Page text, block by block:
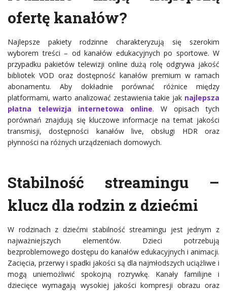
ofertę kanałów?
Najlepsze pakiety rodzinne charakteryzują się szerokim
wyborem treści – od kanałów edukacyjnych po sportowe. W
przypadku pakietów telewizji online dużą rolę odgrywa jakość
bibliotek VOD oraz dostępność kanałów premium w ramach
abonamentu. Aby dokładnie porównać różnice między
platformami, warto analizować zestawienia takie jak najlepsza
płatna telewizja internetowa online. W opisach tych
porównań znajdują się kluczowe informacje na temat jakości
transmisji, dostępności kanałów live, obsługi HDR oraz
płynności na różnych urządzeniach domowych.
Stabilność streamingu –
klucz dla rodzin z dziećmi
W rodzinach z dziećmi stabilność streamingu jest jednym z
najważniejszych elementów. Dzieci potrzebują
bezproblemowego dostępu do kanałów edukacyjnych i animacji.
Zacięcia, przerwy i spadki jakości są dla najmłodszych uciążliwe i
mogą uniemożliwić spokojną rozrywkę. Kanały familijne i
dziecięce wymagają wysokiej jakości kompresji obrazu oraz